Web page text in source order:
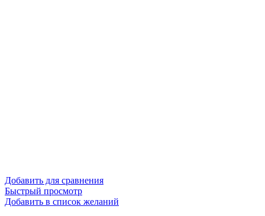
Добавить для сравнения
Быстрый просмотр
Добавить в список желаний